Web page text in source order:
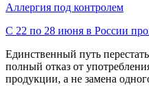
Аллергия под контролем
С 22 по 28 июня в России
Единственный путь
полный отказ от
продукции, а не замена